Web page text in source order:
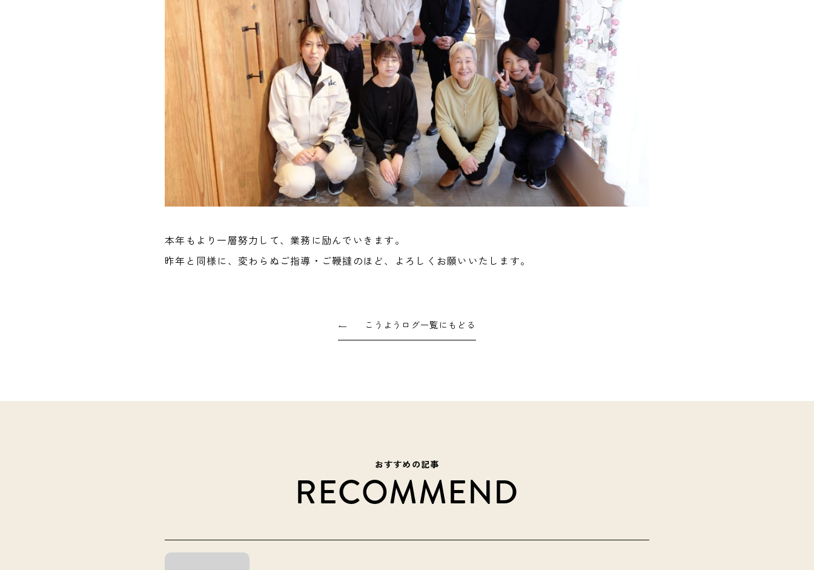
本年もより一層努力して、業務に励んでいきます。
昨年と同様に、変わらぬご指導・ご鞭撻のほど、よろしくお願いいたします。
こうようログ一覧にもどる
おすすめの記事
RECOMMEND